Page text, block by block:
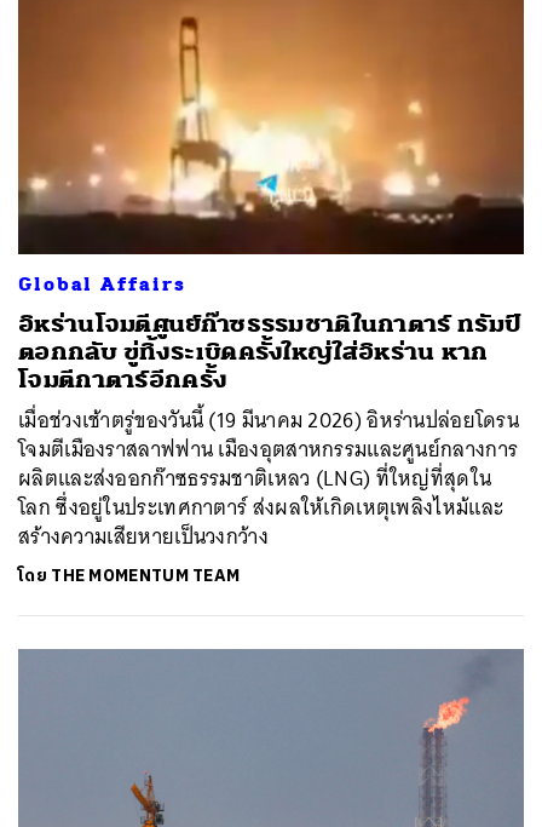
Global Affairs
อิหร่านโจมตีศูนย์ก๊าซธรรมชาติในกาตาร์ ทรัมป์
ตอกกลับ ขู่ทิ้งระเบิดครั้งใหญ่ใส่อิหร่าน หาก
โจมตีกาตาร์อีกครั้ง
เมื่อช่วงเช้าตรู่ของวันนี้ (19 มีนาคม 2026) อิหร่านปล่อยโดรน
โจมตีเมืองราสลาฟฟาน เมืองอุตสาหกรรมและศูนย์กลางการ
ผลิตและส่งออกก๊าซธรรมชาติเหลว (LNG) ที่ใหญ่ที่สุดใน
โลก ซึ่งอยู่ในประเทศกาตาร์ ส่งผลให้เกิดเหตุเพลิงไหม้และ
สร้างความเสียหายเป็นวงกว้าง
โดย THE MOMENTUM TEAM